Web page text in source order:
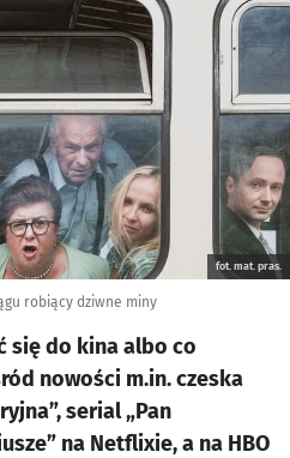
fot. mat. pras.
robiący dziwne miny
się do kina albo co
nowości m.in. czeska
serial „Pan
na Netflixie, a na HBO